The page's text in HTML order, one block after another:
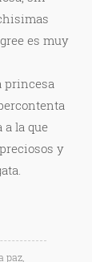
es muy
princesa
a la que
y
paz,